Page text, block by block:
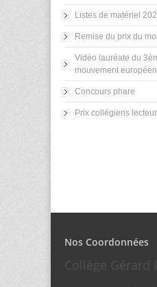
Listes de matériel
Remise du prix du
Vidéo lauréate du
mouvement européen
Concours phare
Prix collégiens
Nos Coordonnées
Collège Gérard